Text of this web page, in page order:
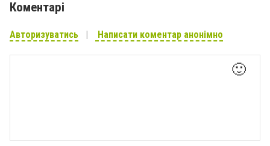
Коментарі
Авторизуватись Написати коментар анонімно
🙂